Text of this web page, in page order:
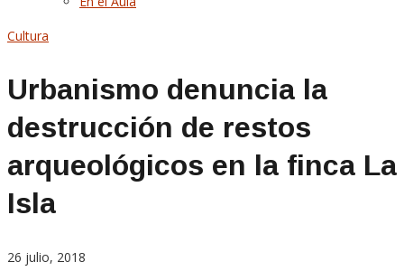
Cultura
Urbanismo denuncia la
destrucción de restos
arqueológicos en la finca La
Isla
26 julio, 2018